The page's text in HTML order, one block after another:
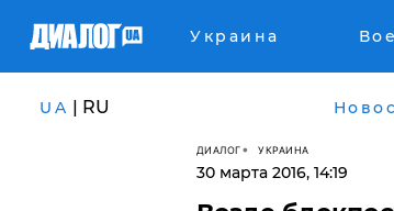
Украина
UA | RU
ДИАЛОГ УКРАИНА
30 марта 2016, 14:19